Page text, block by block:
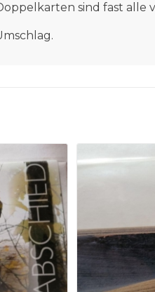
sind fast alle